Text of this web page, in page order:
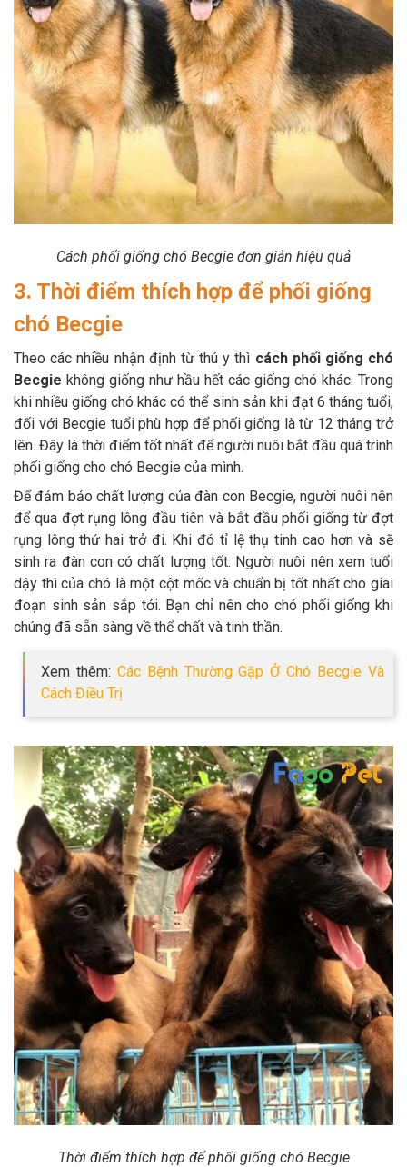
Cách phối giống chó Becgie đơn giản hiệu quả
3. Thời điểm thích hợp để phối giống
chó Becgie
Theo các nhiều nhận định từ thú y thì cách phối giống chó
Becgie không giống như hầu hết các giống chó khác. Trong
khi nhiều giống chó khác có thể sinh sản khi đạt 6 tháng tuổi,
đối với Becgie tuổi phù hợp để phối giống là từ 12 tháng trở
lên. Đây là thời điểm tốt nhất để người nuôi bắt đầu quá trình
phối giống cho chó Becgie của mình.
Để đảm bảo chất lượng của đàn con Becgie, người nuôi nên
để qua đợt rụng lông đầu tiên và bắt đầu phối giống từ đợt
rụng lông thứ hai trở đi. Khi đó tỉ lệ thụ tinh cao hơn và sẽ
sinh ra đàn con có chất lượng tốt. Người nuôi nên xem tuổi
dậy thì của chó là một cột mốc và chuẩn bị tốt nhất cho giai
đoạn sinh sản sắp tới. Bạn chỉ nên cho chó phối giống khi
chúng đã sẵn sàng về thể chất và tinh thần.
Xem thêm: Các Bệnh Thường Gặp Ở Chó Becgie Và
Cách Điều Trị
Thời điểm thích hợp để phối giống chó Becgie